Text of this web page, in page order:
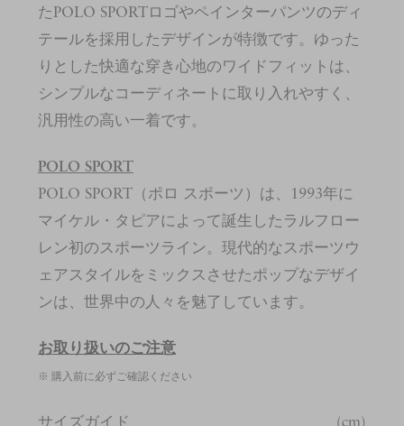
たPOLO SPORTロゴやペインターパンツのディ
テールを採用したデザインが特徴です。ゆった
りとした快適な穿き心地のワイドフィットは、
シンプルなコーディネートに取り入れやすく、
汎用性の高い一着です。
POLO SPORT
POLO SPORT（ポロ スポーツ）は、1993年に
マイケル・タピアによって誕生したラルフロー
レン初のスポーツライン。現代的なスポーツウ
ェアスタイルをミックスさせたポップなデザイ
ンは、世界中の人々を魅了しています。
お取り扱いのご注意
※ 購入前に必ずご確認ください